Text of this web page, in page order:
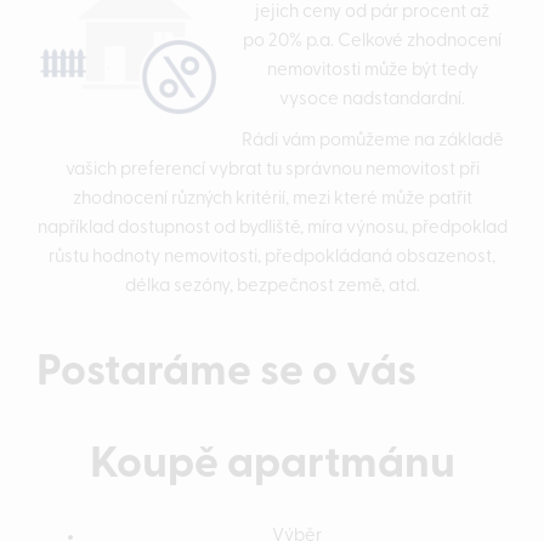
jejich ceny od pár procent až
po 20% p.a. Celkové zhodnocení
nemovitosti může být tedy
vysoce nadstandardní.
Rádi vám pomůžeme na základě
vašich preferencí vybrat tu správnou nemovitost při
zhodnocení různých kritérií, mezi které může patřit
například dostupnost od bydliště, míra výnosu, předpoklad
růstu hodnoty nemovitosti, předpokládaná obsazenost,
délka sezóny, bezpečnost země, atd.
Postaráme se o vás
Koupě apartmánu
Výběr